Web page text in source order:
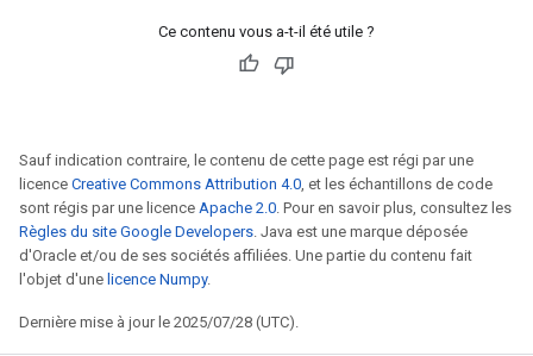
Ce contenu vous a-t-il été utile ?
Sauf indication contraire, le contenu de cette page est régi par une
licence Creative Commons Attribution 4.0, et les échantillons de code
sont régis par une licence Apache 2.0. Pour en savoir plus, consultez les
Règles du site Google Developers. Java est une marque déposée
d'Oracle et/ou de ses sociétés affiliées. Une partie du contenu fait
l'objet d'une licence Numpy.
Dernière mise à jour le 2025/07/28 (UTC).